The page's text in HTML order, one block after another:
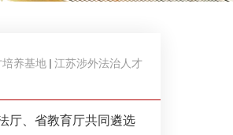
养基地
江苏涉外法治人才
厅、省教育厅共同遴选